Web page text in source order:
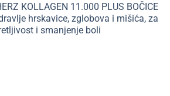
KOLLAGEN 11.000 PLUS BOČICE
hrskavice, zglobova i mišića, za
i smanjenje boli